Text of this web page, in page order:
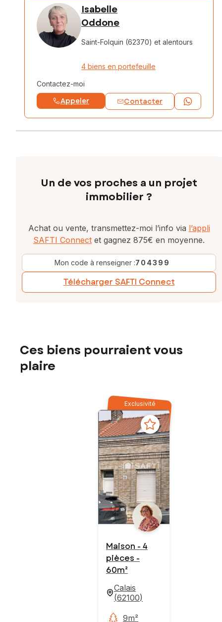
Isabelle
Oddone
Saint-Folquin (62370) et alentours
4 biens en portefeuille
Contactez-moi
Appeler Contacter
Un de vos proches a un projet
immobilier ?
Achat ou vente, transmettez-moi l’info via l’appli
SAFTI Connect et gagnez 875€ en moyenne.
Mon code à renseigner :704399
Télécharger SAFTI Connect
Ces biens pourraient vous
plaire
Exclusivité
Maison - 4
pièces -
60m²
Calais
(62100)
9m²